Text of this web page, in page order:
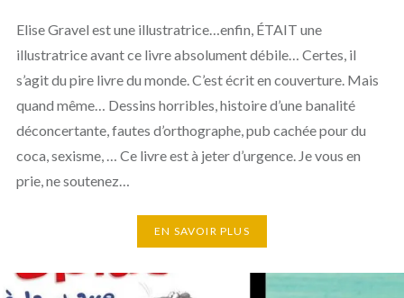
Elise Gravel est une illustratrice…enfin, ÉTAIT une
illustratrice avant ce livre absolument débile… Certes, il
s’agit du pire livre du monde. C’est écrit en couverture. Mais
quand même… Dessins horribles, histoire d’une banalité
déconcertante, fautes d’orthographe, pub cachée pour du
coca, sexisme, … Ce livre est à jeter d’urgence. Je vous en
prie, ne soutenez…
EN SAVOIR PLUS